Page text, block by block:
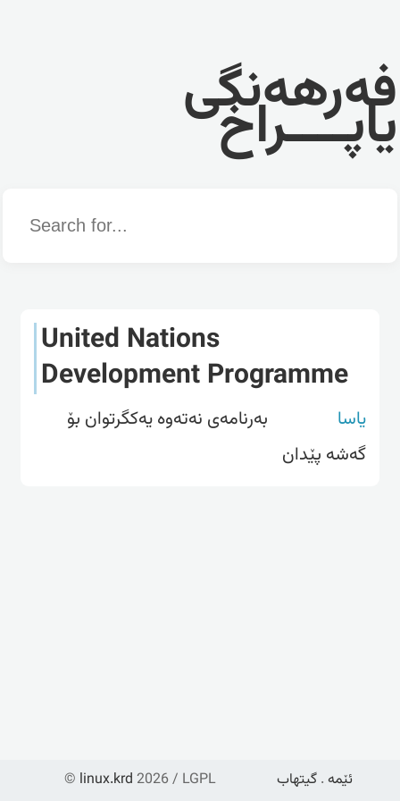
فەرهەنگی
یاپــــراخ
Word
United Nations
Development Programme
یاسا
بەرنامەی نەتەوە یەکگرتوان بۆ
گەشە پێدان
© linux.krd 2026 / LGPL ئێمە . گیتهاب